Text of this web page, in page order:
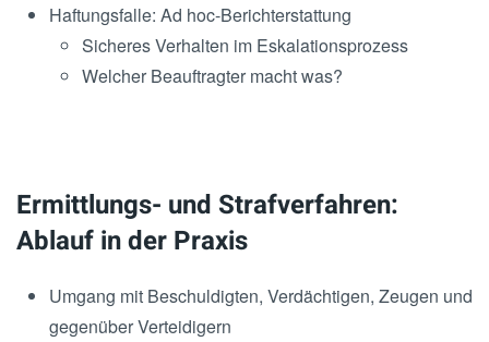
Haftungsfalle: Ad hoc-Berichterstattung
Sicheres Verhalten im Eskalationsprozess
Welcher Beauftragter macht was?
Ermittlungs- und Strafverfahren:
Ablauf in der Praxis
Umgang mit Beschuldigten, Verdächtigen, Zeugen und
gegenüber Verteidigern